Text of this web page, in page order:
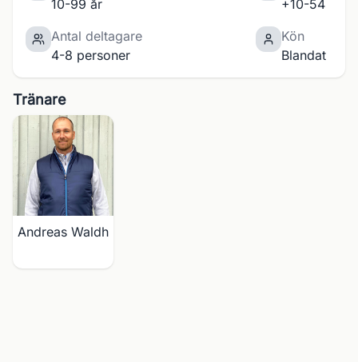
10-99 år
+10-54
Antal deltagare
4-8 personer
Kön
Blandat
Tränare
Andreas Waldh